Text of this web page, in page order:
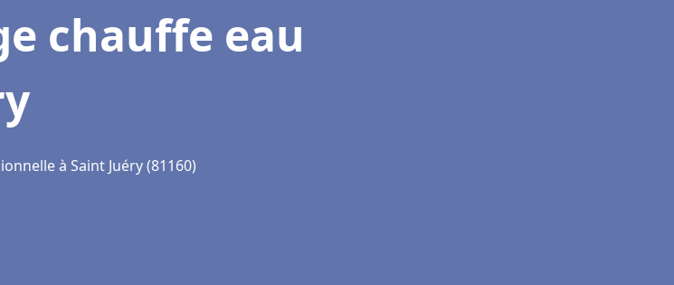
chauffe eau
à Saint Juéry (81160)